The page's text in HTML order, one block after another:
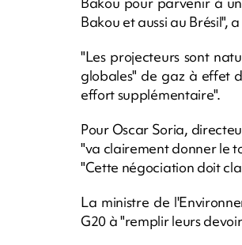
Bakou et aussi au Brésil",
"Les projecteurs sont
globales" de gaz à effet
effort supplémentaire".
Pour Oscar Soria,
"va clairement donner le
"Cette négociation doit
La ministre de
G20 à "remplir leurs